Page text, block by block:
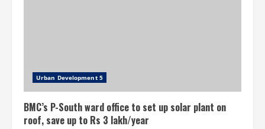
Urban Development 5
BMC’s P-South ward office to set up solar plant on
roof, save up to Rs 3 lakh/year